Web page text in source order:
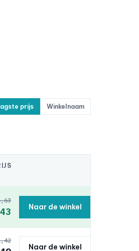
prijs Winkelnaam
Naar de winkel
Naar de winkel